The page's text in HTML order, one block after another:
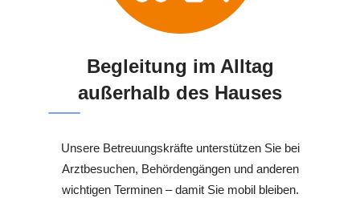
Begleitung im Alltag
außerhalb des Hauses
Unsere Betreuungskräfte unterstützen Sie bei
Arztbesuchen, Behördengängen und anderen
wichtigen Terminen – damit Sie mobil bleiben.